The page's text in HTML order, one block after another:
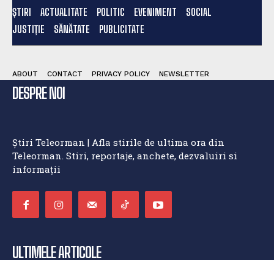
ȘTIRI ACTUALITATE POLITIC EVENIMENT
SOCIAL
JUSTIȚIE
SĂNĂTATE PUBLICITATE
ABOUT CONTACT PRIVACY POLICY NEWSLETTER
DESPRE NOI
Știri Teleorman | Afla stirile de ultima ora din
Teleorman. Stiri, reportaje, anchete, dezvaluiri si
informații
ULTIMELE ARTICOLE